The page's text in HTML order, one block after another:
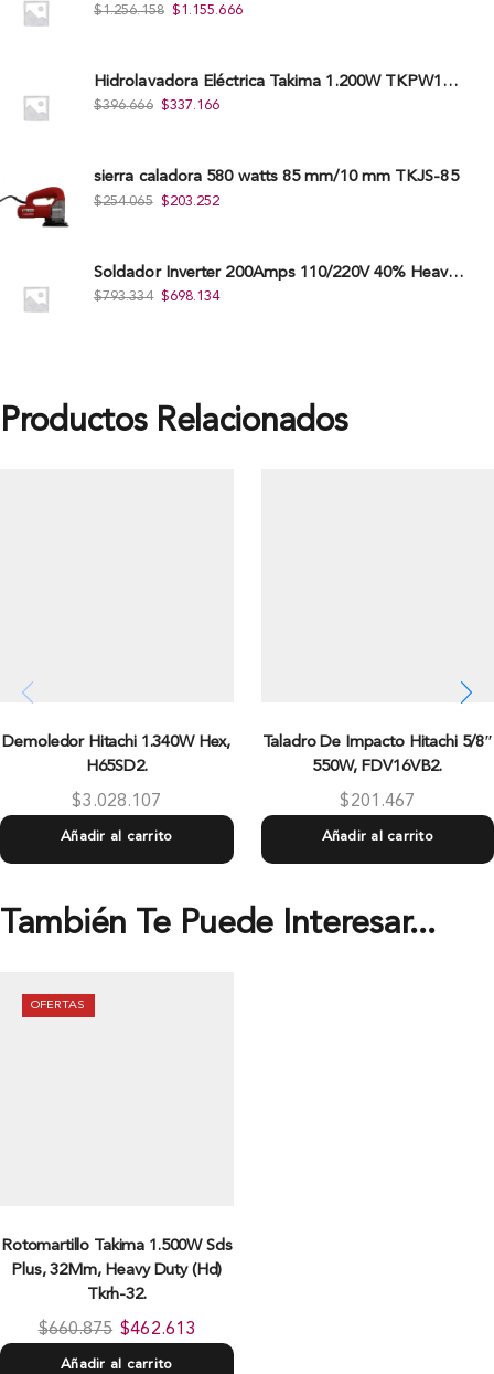
$1.256.158 $1.155.666
Hidrolavadora Eléctrica Takima 1.200W TKPW1200-13
$396.666 $337.166
sierra caladora 580 watts 85 mm/10 mm TKJS-85
$254.065 $203.252
Soldador Inverter 200Amps 110/220V 40% Heavy Duty (Hd) Tkwi-200-C
$793.334 $698.134
Productos Relacionados
Demoledor Hitachi 1.340W Hex,
H65SD2.
$3.028.107
Añadir al carrito
Taladro De Impacto Hitachi 5/8″
550W, FDV16VB2.
$201.467
Añadir al carrito
También Te Puede Interesar...
OFERTAS
Rotomartillo Takima 1.500W Sds
Plus, 32Mm, Heavy Duty (Hd)
Tkrh-32.
$660.875 $462.613
Añadir al carrito